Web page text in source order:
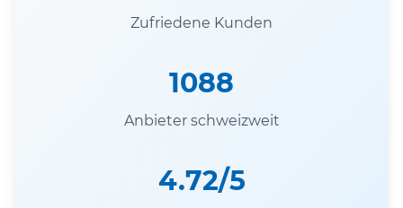
Zufriedene Kunden
1088
Anbieter schweizweit
4.72/5